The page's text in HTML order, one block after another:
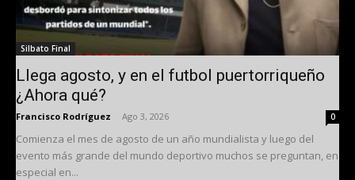
Silbato Final
Llega agosto, y en el futbol puertorriqueño
¿Ahora qué?
Francisco Rodríguez Ago 3, 2026 0
Comienza el mes de agosto de un año mundialista y luego del
evento más grande del mundo deportivo muchos se preguntan, en
especial en...